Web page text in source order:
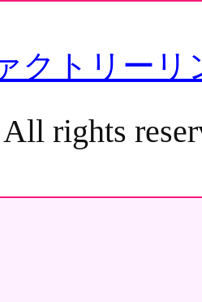
クトリーリ
rights